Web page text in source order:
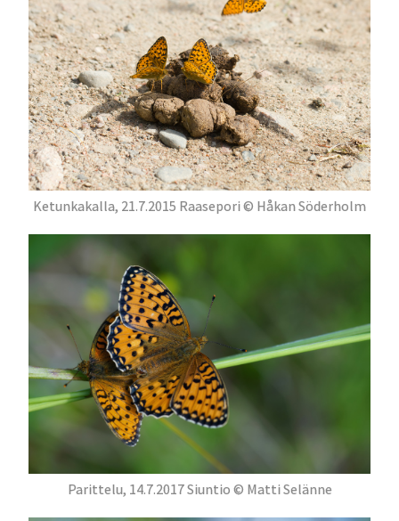
Ketunkakalla, 21.7.2015 Raasepori © Håkan Söderholm
Parittelu, 14.7.2017 Siuntio © Matti Selänne